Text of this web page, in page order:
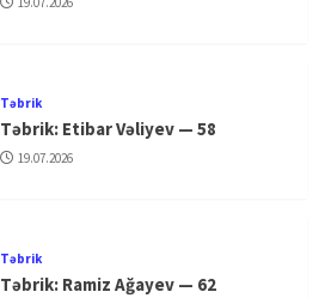
Təbrik
Təbrik: Etibar Vəliyev — 58
19.07.2026
Təbrik
Təbrik: Ramiz Ağayev — 62